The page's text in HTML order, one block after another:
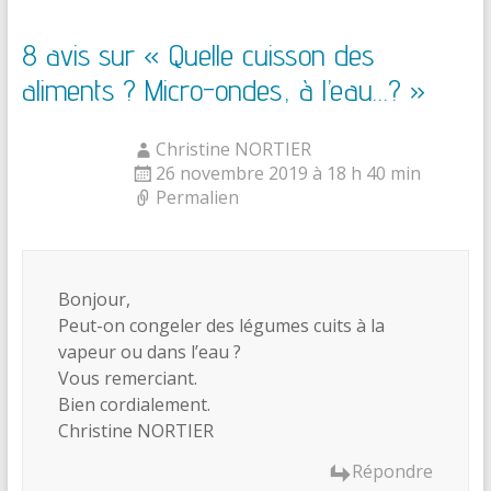
8 avis sur « Quelle cuisson des
aliments ? Micro-ondes, à l’eau…? »
Christine NORTIER
26 novembre 2019 à 18 h 40 min
Permalien
Bonjour,
Peut-on congeler des légumes cuits à la
vapeur ou dans l’eau ?
Vous remerciant.
Bien cordialement.
Christine NORTIER
Répondre